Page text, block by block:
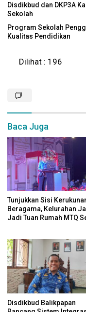
Disdikbud dan DKP3A
Sekolah
Program Sekolah
Kualitas Pendidikan
Dilihat : 196
Baca Juga
Tunjukkan Sisi
Beragama, Kelurahan
Jadi Tuan Rumah MTQ
Disdikbud Balikpapan